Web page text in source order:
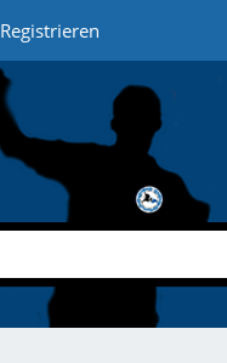
Registrieren